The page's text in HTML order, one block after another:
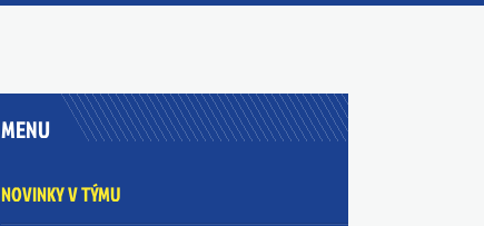
MENU
NOVINKY V TÝMU